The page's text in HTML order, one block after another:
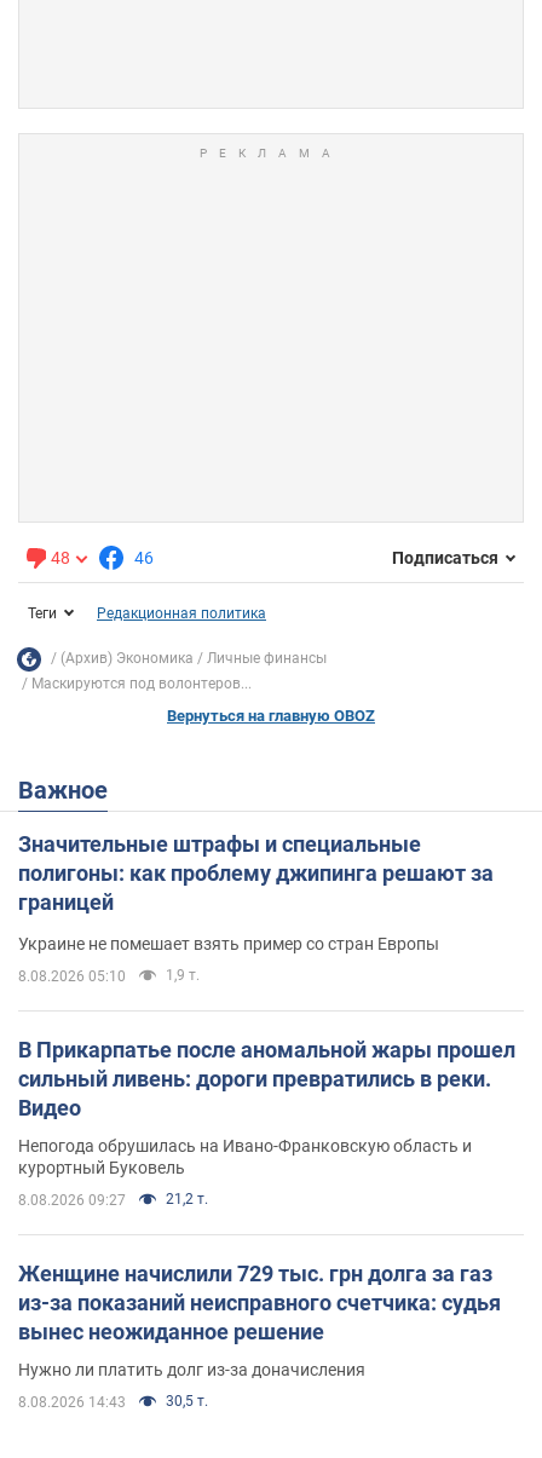
48 46 Подписаться
Теги Редакционная политика
(Архив) Экономика
Личные финансы
Маскируются под волонтеров...
Вернуться на главную OBOZ
Важное
Значительные штрафы и специальные
полигоны: как проблему джипинга решают за
границей
Украине не помешает взять пример со стран Европы
8.08.2026 05:10 1,9 т.
В Прикарпатье после аномальной жары прошел
сильный ливень: дороги превратились в реки.
Видео
Непогода обрушилась на Ивано-Франковскую область и
курортный Буковель
8.08.2026 09:27 21,2 т.
Женщине начислили 729 тыс. грн долга за газ
из-за показаний неисправного счетчика: судья
вынес неожиданное решение
Нужно ли платить долг из-за доначисления
8.08.2026 14:43 30,5 т.